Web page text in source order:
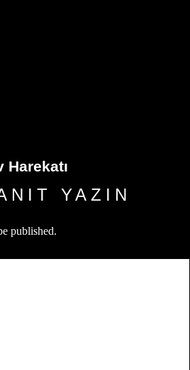
Harekatı
YAZIN
published.